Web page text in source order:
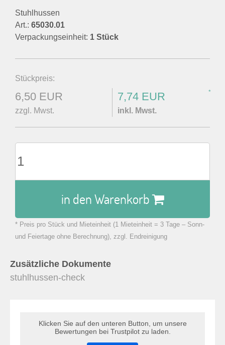
Stuhlhussen
Art.: 65030.01
Verpackungseinheit: 1 Stück
Stückpreis:
6,50 EUR
zzgl. Mwst.
7,74 EUR *
inkl. Mwst.
in den Warenkorb
zu Warenkorb hinzugefügt.
* Preis pro Stück und Mieteinheit (1 Mieteinheit = 3 Tage – Sonn-
und Feiertage ohne Berechnung), zzgl. Endreinigung
Zusätzliche Dokumente
stuhlhussen-check
Klicken Sie auf den unteren Button, um unsere
Bewertungen bei Trustpilot zu laden.